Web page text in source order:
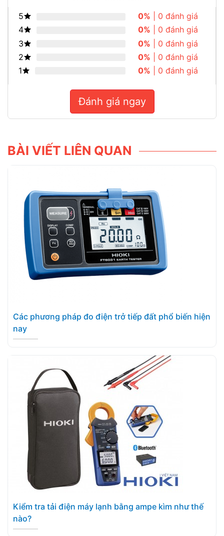
5 0% | 0 đánh giá
4
0% | 0 đánh giá
3
0% | 0 đánh giá
2
0% | 0 đánh giá
1
0% | 0 đánh giá
Đánh giá ngay
BÀI VIẾT LIÊN QUAN
Các phương pháp đo điện trở tiếp đất phổ biến hiện
nay
Kiểm tra tải điện máy lạnh bằng ampe kìm như thế
nào?